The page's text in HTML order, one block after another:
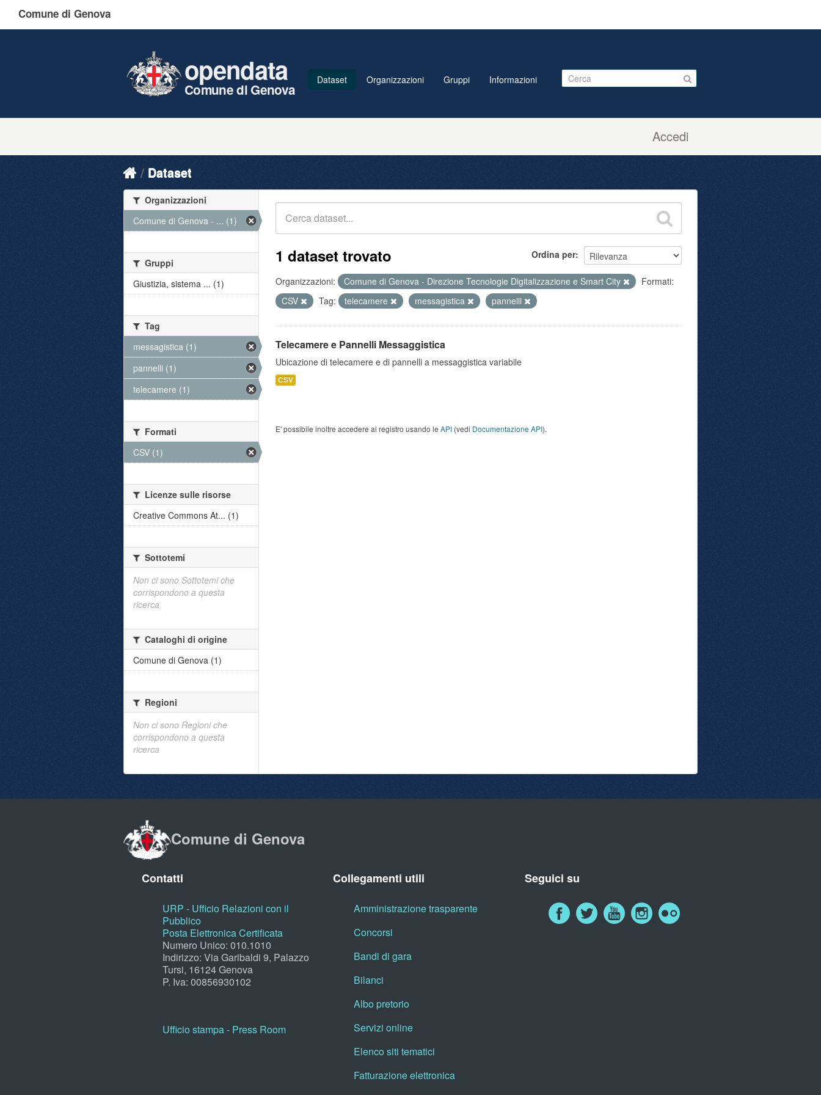
Comune di Genova
Accedi
opendata
Comune di Genova
Dataset Organizzazioni Gruppi Informazioni
Dataset
Ordina per
1 dataset trovato
Organizzazioni: Comune di Genova - Direzione Tecnologie Digitalizzazione e Smart City
Formati:
CSV
Tag: telecamere messagistica pannelli
Telecamere e Pannelli Messaggistica
Ubicazione di telecamere e di pannelli a messaggistica variabile
CSV
E' possibile inoltre accedere al registro usando le API (vedi Documentazione API).
Organizzazioni
Comune di Genova - ... (1)
Gruppi
Giustizia, sistema ... (1)
Tag
messagistica (1)
pannelli (1)
telecamere (1)
Formati
CSV (1)
Licenze sulle risorse
Creative Commons At... (1)
Sottotemi
Non ci sono Sottotemi che
corrispondono a questa
ricerca
Cataloghi di origine
Comune di Genova (1)
Regioni
Non ci sono Regioni che
corrispondono a questa
ricerca
Comune di Genova
Contatti
URP - Ufficio Relazioni con il
Pubblico
Posta Elettronica Certificata
Numero Unico: 010.1010
Indirizzo: Via Garibaldi 9, Palazzo
Tursi, 16124 Genova
P. Iva: 00856930102
Ufficio stampa - Press Room
Collegamenti utili
Amministrazione trasparente
Concorsi
Bandi di gara
Bilanci
Albo pretorio
Servizi online
Elenco siti tematici
Fatturazione elettronica
Seguici su